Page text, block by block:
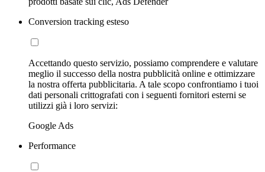
Conversion tracking esteso
Accettando questo servizio, possiamo comprendere e valutare
meglio il successo della nostra pubblicità online e ottimizzare
la nostra offerta pubblicitaria. A tale scopo confrontiamo i tuoi
dati personali crittografati con i seguenti fornitori esterni se
utilizzi già i loro servizi:
Google Ads
Performance